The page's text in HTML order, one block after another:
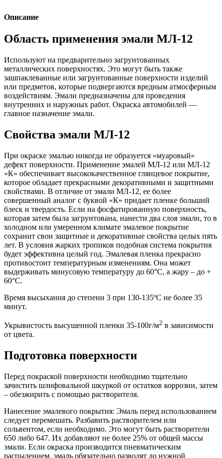
Описание
Область применения эмали МЛ-12
Используют на предварительно загрунтованных
металлических поверхностях. Это могут быть также
зашпаклеванные или загрунтованные поверхности изделий
или предметов, которые подвергаются вредным атмосферным
воздействиям. Эмали предназначены для проведения
внутренних и наружных работ. Окраска автомобилей —
главное назначение эмали.
Свойства эмали МЛ-12
При окраске эмалью никогда не образуется «муаровый»
дефект поверхности. Применение эмалей МЛ-12 или МЛ-12
«К» обеспечивает высококачественное глянцевое покрытие,
которое обладает прекрасными декоративными и защитными
свойствами. В отличие от эмали МЛ-12, ее более
совершенный аналог с буквой «К» придает пленке больший
блеск и твердость. Если на фосфатированную поверхность,
которая затем была загрунтована, нанести два слоя эмали, то в
холодном или умеренном климате эмалевое покрытие
сохранит свои защитные и декоративные свойства целых пять
лет. В условия жарких тропиков подобная система покрытия
будет эффективна целый год. Эмалевая пленка прекрасно
противостоит температурным изменениям. Она может
выдерживать минусовую температуру до 60°С, а жару – до +
60°С.
Время высыхания до степени 3 при 130-135ºС не более 35
минут.
Укрывистость высушенной пленки 35-100г/м2 в зависимости
от цвета.
Подготовка поверхности
Перед покраской поверхности необходимо тщательно
зачистить шлифовальной шкуркой от остатков коррозии, затем
– обезжирить с помощью растворителя.
Нанесение эмалевого покрытия: Эмаль перед использованием
следует перемешать. Разбавить растворителем или
сольвентом, если необходимо. Это могут быть растворители
650 либо 647. Их добавляют не более 25% от общей массы
эмали. Если окраска производится пневматическим
распылением, эмаль обязательно разводят до нужной